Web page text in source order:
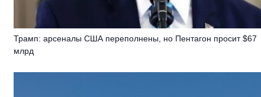
Трамп: арсеналы США переполнены, но Пентагон просит $67
млрд